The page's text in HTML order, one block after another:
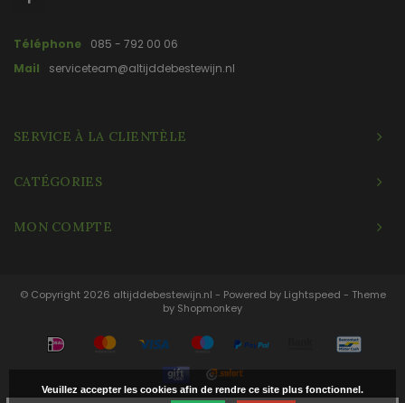
Téléphone
085 - 792 00 06
Mail
serviceteam@altijddebestewijn.nl
SERVICE À LA CLIENTÈLE
CATÉGORIES
MON COMPTE
© Copyright 2026 altijddebestewijn.nl - Powered by Lightspeed - Theme
by Shopmonkey
Veuillez accepter les cookies afin de rendre ce site plus fonctionnel.